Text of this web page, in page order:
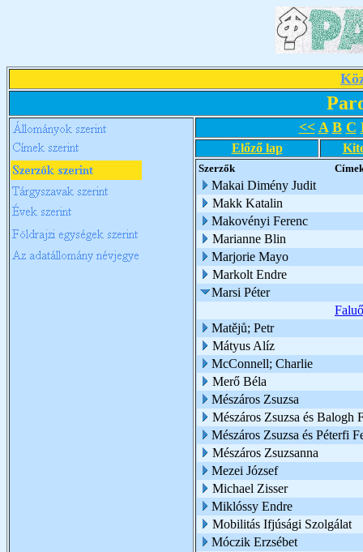
<< A B C
Előző lap
Szerzők
Makai Dimény Judit
Makk Katalin
Makovényi Ferenc
Marianne Blin
Marjorie Mayo
Markolt Endre
Marsi Péter
Matějů; Petr
Mátyus Alíz
McConnell; Charlie
Merő Béla
Mészáros Zsuzsa
Mészáros Zsuzsa és Balogh
Mészáros Zsuzsa és Péterfi
Mészáros Zsuzsanna
Mezei József
Michael Zisser
Miklóssy Endre
Mobilitás Ifjúsági Szolgálat
Móczik Erzsébet